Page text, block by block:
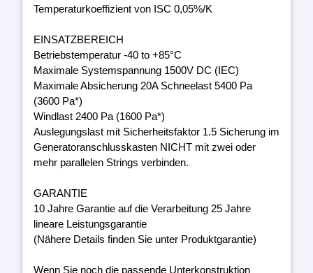
Temperaturkoeffizient von ISC 0,05%/K
EINSATZBEREICH
Betriebstemperatur -40 to +85°C
Maximale Systemspannung 1500V DC (IEC)
Maximale Absicherung 20A Schneelast 5400 Pa
(3600 Pa*)
Windlast 2400 Pa (1600 Pa*)
Auslegungslast mit Sicherheitsfaktor 1.5 Sicherung im
Generatoranschlusskasten NICHT mit zwei oder
mehr parallelen Strings verbinden.
GARANTIE
10 Jahre Garantie auf die Verarbeitung 25 Jahre
lineare Leistungsgarantie
(Nähere Details finden Sie unter Produktgarantie)
Wenn Sie noch die passende Unterkonstruktion